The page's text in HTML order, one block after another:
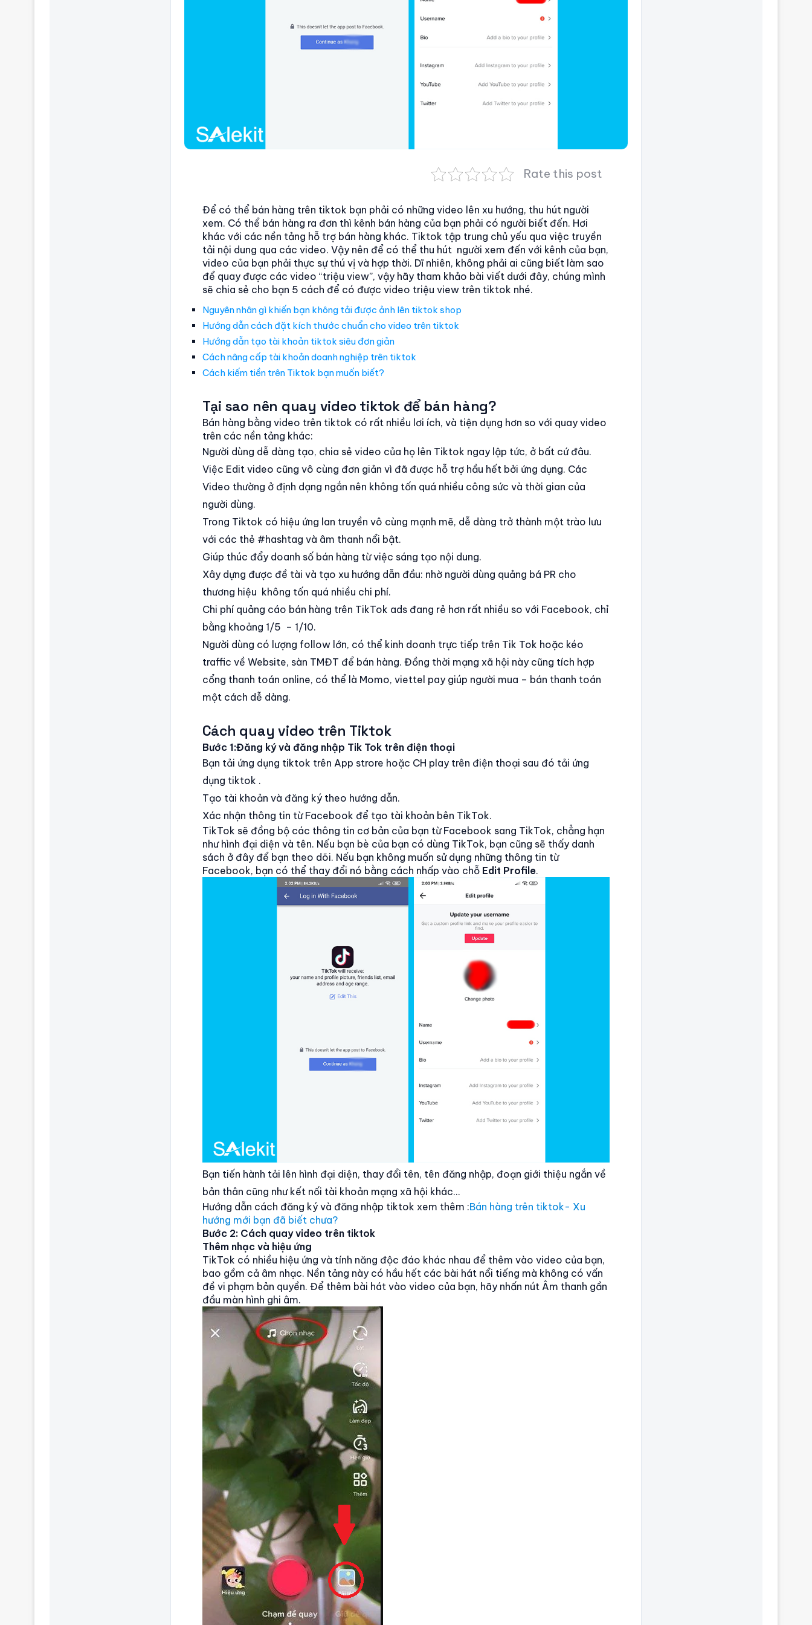
Rate this post
Để có thể bán hàng trên tiktok bạn phải có những video lên xu hướng, thu hút người
xem. Có thể bán hàng ra đơn thì kênh bán hàng của bạn phải có người biết đến. Hơi
khác với các nền tảng hỗ trợ bán hàng khác. Tiktok tập trung chủ yếu qua việc truyền
tải nội dung qua các video. Vậy nên để có thể thu hút người xem đến với kênh của bạn,
video của bạn phải thực sự thú vị và hợp thời. Dĩ nhiên, không phải ai cũng biết làm sao
để quay được các video “triệu view”, vậy hãy tham khảo bài viết dưới đây, chúng mình
sẽ chia sẻ cho bạn 5 cách để có được video triệu view trên tiktok nhé.
Nguyên nhân gì khiến bạn không tải được ảnh lên tiktok shop
Hướng dẫn cách đặt kích thước chuẩn cho video trên tiktok
Hướng dẫn tạo tài khoản tiktok siêu đơn giản
Cách nâng cấp tài khoản doanh nghiệp trên tiktok
Cách kiếm tiền trên Tiktok bạn muốn biết?
Tại sao nên quay video tiktok để bán hàng?
Bán hàng bằng video trên tiktok có rất nhiều lơi ích, và tiện dụng hơn so với quay video
trên các nền tảng khác:
Người dùng dễ dàng tạo, chia sẻ video của họ lên Tiktok ngay lập tức, ở bất cứ đâu.
Việc Edit video cũng vô cùng đơn giản vì đã được hỗ trợ hầu hết bởi ứng dụng. Các
Video thường ở định dạng ngắn nên không tốn quá nhiều công sức và thời gian của
người dùng.
Trong Tiktok có hiệu ứng lan truyền vô cùng mạnh mẽ, dễ dàng trở thành một trào lưu
với các thẻ #hashtag và âm thanh nổi bật.
Giúp thúc đẩy doanh số bán hàng từ việc sáng tạo nội dung.
Xây dựng được đề tài và tạo xu hướng dẫn đầu: nhờ người dùng quảng bá PR cho
thương hiệu không tốn quá nhiều chi phí.
Chi phí quảng cáo bán hàng trên TikTok ads đang rẻ hơn rất nhiều so với Facebook, chỉ
bằng khoảng 1/5 – 1/10.
Người dùng có lượng follow lớn, có thể kinh doanh trực tiếp trên Tik Tok hoặc kéo
traffic về Website, sàn TMĐT để bán hàng. Đồng thời mạng xã hội này cũng tích hợp
cổng thanh toán online, có thể là Momo, viettel pay giúp người mua – bán thanh toán
một cách dễ dàng.
Cách quay video trên Tiktok
Bước 1:Đăng ký và đăng nhập Tik Tok trên điện thoại
Bạn tải ứng dụng tiktok trên App strore hoặc CH play trên điện thoại sau đó tải ứng
dụng tiktok .
Tạo tài khoản và đăng ký theo hướng dẫn.
Xác nhận thông tin từ Facebook để tạo tài khoản bên TikTok.
TikTok sẽ đồng bộ các thông tin cơ bản của bạn từ Facebook sang TikTok, chẳng hạn
như hình đại diện và tên. Nếu bạn bè của bạn có dùng TikTok, bạn cũng sẽ thấy danh
sách ở đây để bạn theo dõi. Nếu bạn không muốn sử dụng những thông tin từ
Facebook, bạn có thể thay đổi nó bằng cách nhấp vào chỗ Edit Profile.
Bạn tiến hành tải lên hình đại diện, thay đổi tên, tên đăng nhập, đoạn giới thiệu ngắn về
bản thân cũng như kết nối tài khoản mạng xã hội khác…
Hướng dẫn cách đăng ký và đăng nhập tiktok xem thêm :Bán hàng trên tiktok- Xu
hướng mới bạn đã biết chưa?
Bước 2: Cách quay video trên tiktok
Thêm nhạc và hiệu ứng
TikTok có nhiều hiệu ứng và tính năng độc đáo khác nhau để thêm vào video của bạn,
bao gồm cả âm nhạc. Nền tảng này có hầu hết các bài hát nổi tiếng mà không có vấn
đề vi phạm bản quyền. Để thêm bài hát vào video của bạn, hãy nhấn nút Âm thanh gần
đầu màn hình ghi âm.